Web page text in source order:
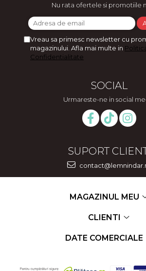
Nu rata ofertele si promotiile
Vreau sa primesc newsletter cu
magazinului. Afla mai multe in
Confidentialitate
SOCIAL
Urmareste-ne in social
SUPORT
MAGAZINUL MEU
CLIENTI
DATE COMERCIALE